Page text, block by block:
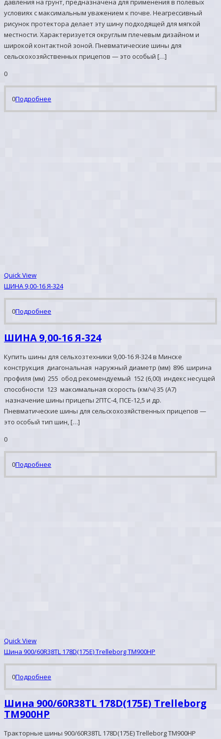
давления на грунт, предназначена для применения в полевых
условиях с максимальным уважением к почве. Неагрессивный
рисунок протектора делает эту шину подходящей для мягкой
местности. Характеризуется округлым плечевым дизайном и
широкой контактной зоной. Пневматические шины для
сельскохозяйственных прицепов — это особый […]
0
0Подробнее
Quick View
ШИНА 9,00-16 Я-324
0Подробнее
ШИНА 9,00-16 Я-324
Купить шины для сельхозтехники 9,00-16 Я-324 в Минске
конструкция диагональная наружный диаметр (мм) 896 ширина
профиля (мм) 255 обод рекомендуемый 152 (6,00) индекс несущей
способности 123 максимальная скорость (км/ч) 35 (А7)
назначение шины прицепы 2ПТС-4, ПСЕ-12,5 и др.
Пневматические шины для сельскохозяйственных прицепов —
это особый тип шин, […]
0
0Подробнее
Quick View
Шина 900/60R38TL 178D(175E) Trelleborg TM900HP
0Подробнее
Шина 900/60R38TL 178D(175E) Trelleborg
TM900HP
Тракторные шины 900/60R38TL 178D(175E) Trelleborg TM900HP